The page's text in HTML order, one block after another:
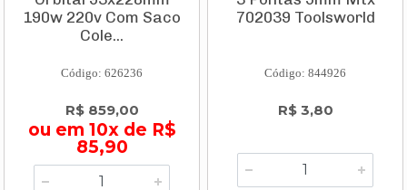
190w 220v Com Saco
Cole...
Código: 626236
R$ 859,00
ou em 10x de R$
85,90
702039 Toolsworld
Código: 844926
R$ 3,80